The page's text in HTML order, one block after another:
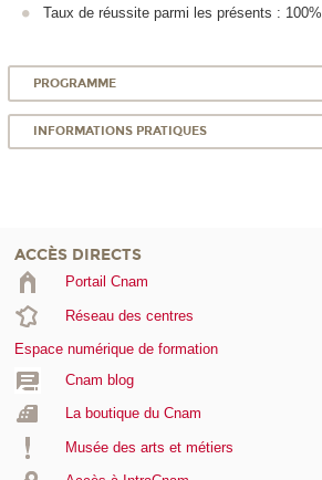
Taux de réussite parmi les présents : 100%
PROGRAMME
INFORMATIONS PRATIQUES
ACCÈS DIRECTS
Portail Cnam
Réseau des centres
Espace numérique de formation
Cnam blog
La boutique du Cnam
Musée des arts et métiers